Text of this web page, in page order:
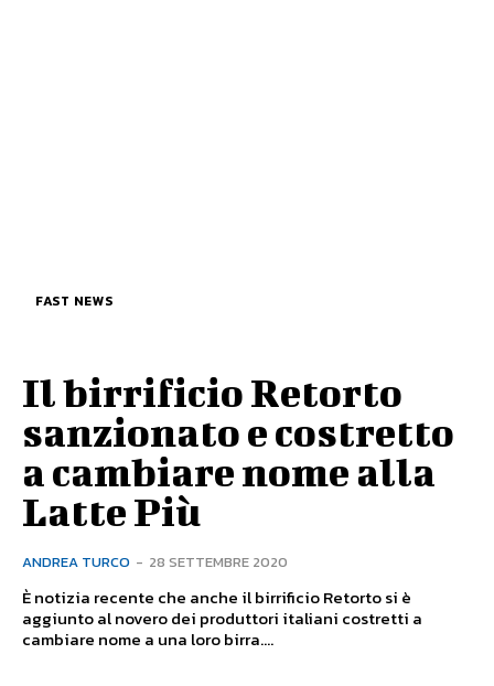
FAST NEWS
Il birrificio Retorto
sanzionato e costretto
a cambiare nome alla
Latte Più
ANDREA TURCO - 28 SETTEMBRE 2020
È notizia recente che anche il birrificio Retorto si è
aggiunto al novero dei produttori italiani costretti a
cambiare nome a una loro birra....